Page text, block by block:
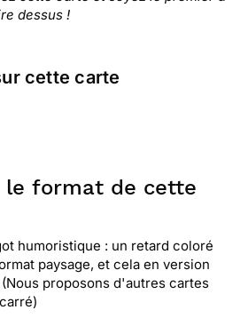
dessus !
cette carte
format de cette
humoristique : un retard coloré
paysage, et cela en version
proposons d'autres cartes